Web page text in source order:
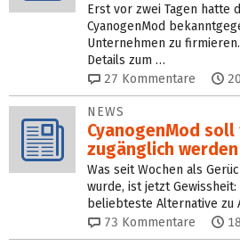
Erst vor zwei Tagen hatte
CyanogenMod
Unternehmen zu
Details zum …
27 Kommentare
NEWS
CyanogenMod
zugänglich werden
Was seit Wochen als
wurde, ist jetzt
beliebteste Alternative zu
73 Kommentare